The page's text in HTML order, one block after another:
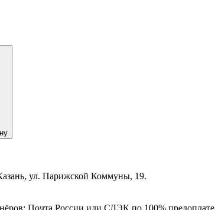
ул. Парижской Коммуны, 19.
Почта России или СДЭК по 100% предоплате.